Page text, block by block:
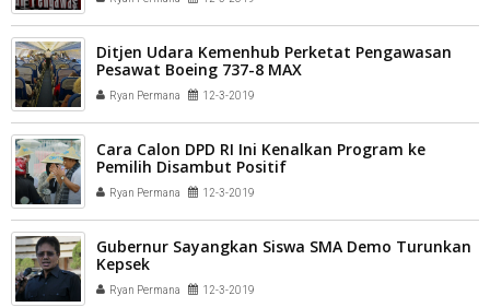
Ditjen Udara Kemenhub Perketat Pengawasan
Pesawat Boeing 737-8 MAX
Ryan Permana 12-3-2019
Cara Calon DPD RI Ini Kenalkan Program ke
Pemilih Disambut Positif
Ryan Permana 12-3-2019
Gubernur Sayangkan Siswa SMA Demo Turunkan
Kepsek
Ryan Permana 12-3-2019